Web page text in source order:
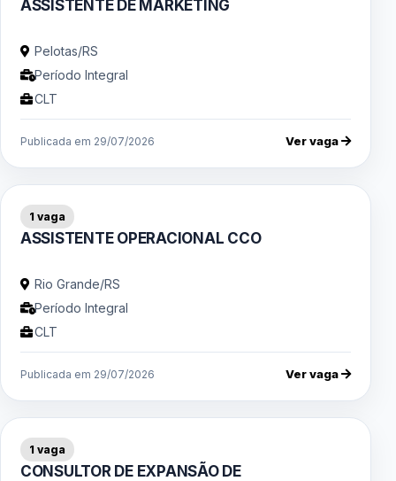
ASSISTENTE DE MARKETING
Pelotas/RS
Período Integral
CLT
Publicada em 29/07/2026 Ver vaga
1 vaga
ASSISTENTE OPERACIONAL CCO
Rio Grande/RS
Período Integral
CLT
Publicada em 29/07/2026 Ver vaga
1 vaga
CONSULTOR DE EXPANSÃO DE